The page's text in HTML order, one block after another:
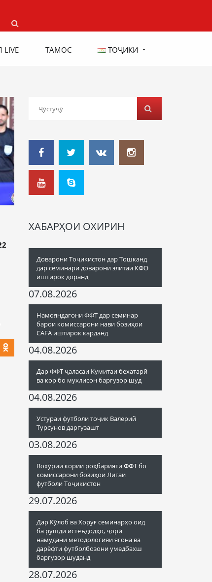
ТАМОС ТОҶИКИ
ХАБАРҲОИ ОХИРИН
Доварони Тоҷикистон дар Тошканд
дар семинари доварони элитаи КФО
иштирок доранд
07.08.2026
Намояндагони ФФТ дар семинар
барои комиссарони нави бозиҳои
CAFA иштирок карданд
04.08.2026
Дар ФФТ ҷаласаи Кумитаи бехатарӣ
ва кор бо мухлисон баргузор шуд
04.08.2026
Устураи футболи тоҷик Валерий
Турсунов даргузашт
03.08.2026
Вохӯрии кории роҳбарияти ФФТ бо
комиссарони бозиҳои Лигаи
футболи Тоҷикистон
29.07.2026
Дар Кӯлоб ва Хоруғ семинарҳо оид
ба рушди истеъдодҳо, ҷорӣ
намудани методологияи ягона ва
дарёфти футболбозони умедбахш
баргузор шуданд
28.07.2026